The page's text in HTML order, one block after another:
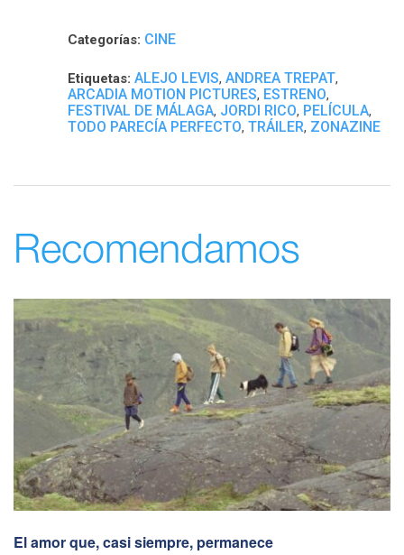
Categorías: CINE
Etiquetas: ALEJO LEVIS, ANDREA TREPAT,
ARCADIA MOTION PICTURES, ESTRENO,
FESTIVAL DE MÁLAGA, JORDI RICO, PELÍCULA,
TODO PARECÍA PERFECTO, TRÁILER, ZONAZINE
Recomendamos
El amor que, casi siempre, permanece